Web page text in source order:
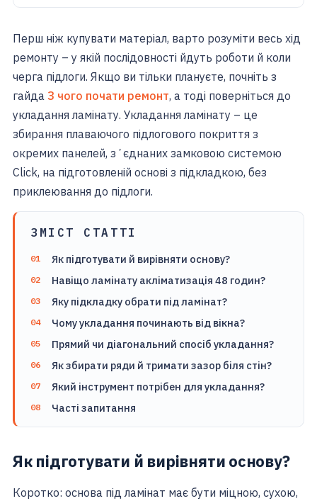
Перш ніж купувати матеріал, варто розуміти весь хід
ремонту – у якій послідовності йдуть роботи й коли
черга підлоги. Якщо ви тільки плануєте, почніть з
гайда З чого почати ремонт, а тоді поверніться до
укладання ламінату. Укладання ламінату – це
збирання плаваючого підлогового покриття з
окремих панелей, зʼєднаних замковою системою
Click, на підготовленій основі з підкладкою, без
приклеювання до підлоги.
ЗМІСТ СТАТТІ
Як підготувати й вирівняти основу?
Навіщо ламінату акліматизація 48 годин?
Яку підкладку обрати під ламінат?
Чому укладання починають від вікна?
Прямий чи діагональний спосіб укладання?
Як збирати ряди й тримати зазор біля стін?
Який інструмент потрібен для укладання?
Часті запитання
Як підготувати й вирівняти основу?
Коротко: основа під ламінат має бути міцною, сухою,